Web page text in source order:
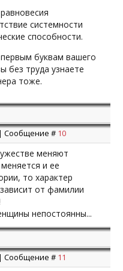
системности
способности.
буквам вашего
без труда узнаете
тоже.
| Сообщение # 10
меняют
и ее
то характер
от фамилии
непостоянны...
| Сообщение # 11